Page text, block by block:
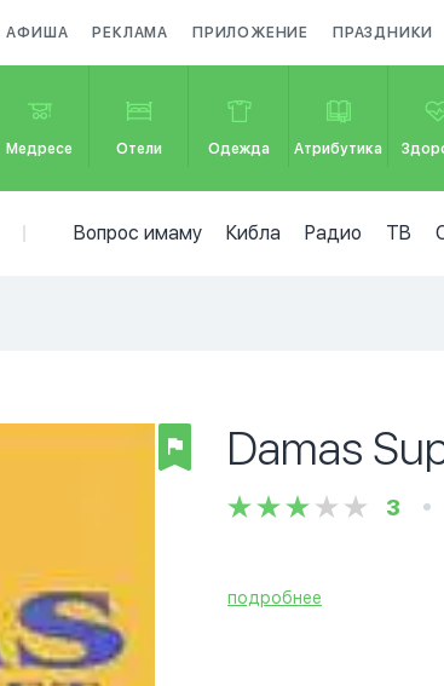
АФИША РЕКЛАМА ПРИЛОЖЕНИЕ ПРАЗДНИКИ
Медресе Отели Одежда Атрибутика
Вопрос имаму Кибла Радио ТВ
Damas
3
подробнее